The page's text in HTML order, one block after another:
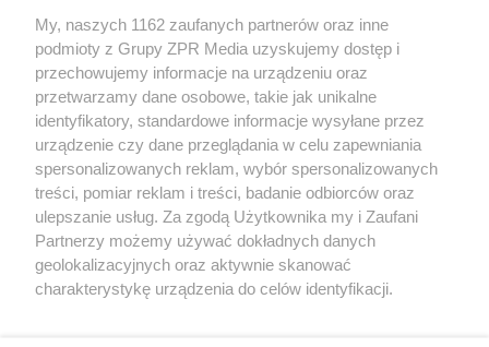
Żaden utwór zamieszczony w serwisie nie może być powielany i
rozpowszechniany lub dalej rozpowszechniany w jakikolwiek sposób (w
tym także elektroniczny lub mechaniczny) na jakimkolwiek polu
eksploatacji w jakiejkolwiek formie, włącznie z umieszczaniem w
Internecie bez pisemnej zgody właściciela praw. Jakiekolwiek użycie lub
wykorzystanie utworów w całości lub w części z naruszeniem prawa,
tzn. bez właściwej zgody, jest zabronione pod groźbą kary i może być
ścigane prawnie.
My, naszych 1162 zaufanych partnerów oraz inne
podmioty z Grupy ZPR Media uzyskujemy dostęp i
przechowujemy informacje na urządzeniu oraz
przetwarzamy dane osobowe, takie jak unikalne
identyfikatory, standardowe informacje wysyłane przez
urządzenie czy dane przeglądania w celu zapewniania
spersonalizowanych reklam, wybór spersonalizowanych
treści, pomiar reklam i treści, badanie odbiorców oraz
ulepszanie usług. Za zgodą Użytkownika my i Zaufani
Partnerzy możemy używać dokładnych danych
geolokalizacyjnych oraz aktywnie skanować
charakterystykę urządzenia do celów identyfikacji.